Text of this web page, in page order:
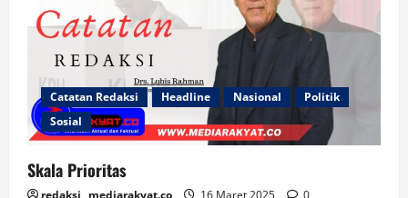
Catatan Redaksi Headline Nasional
Politik
Sosial
Skala Prioritas